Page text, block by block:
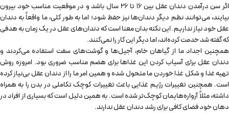
اگر سن درآمدن دندان عقل بین 16 تا 26 سال باشد و در موقعیت مناسب خود بیرون
بیایند، می‌توانند نظم دیگر دندان‌ها نیز حفظ شود؛ اما به ‌طور‌ کلی، ما واقعاً به دندان
عقل خود نیاز نداریم. این نکته بدان معنا است که دندان‌های عقل در یک زمان به هدفی
که گفته شد خدمت کرده‌اند، اما دیگر این کار را نمی‌کنند.
همچنین اجداد ما از گیاهان خام، آجیل‌ها و گوشت‌های سفت استفاده می‌کردند و
دندان عقل برای آسیاب کردن این غذاها برای هضم مناسب ضروری بود. امروزه روش
تهیه غذا و شکل غذا خوردن ما متحول شده و همین امر ما را از دندان عقل بی‌نیاز کرده
است. همچنین تغییرات رژیم غذایی باعث تغییرات کوچک تکاملی در بدن را به همراه
داشته، مثلاً آرواره‌هایمان کوچک‌تر شده است. به همین دلیل است که بسیاری از افراد در
دهان خود فضای کافی برای رشد دندان عقل ندارند.